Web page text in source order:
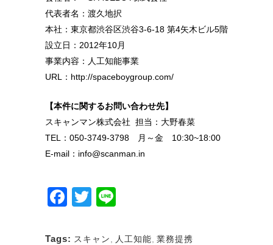
代表者名：渡久地択
本社：東京都渋谷区渋谷3-6-18 第4矢木ビル5階
設立日：2012年10月
事業内容：人工知能事業
URL：http://spaceboygroup.com/
【本件に関するお問い合わせ先】
スキャンマン株式会社 担当：大野春菜
TEL：050-3749-3798 月～金 10:30~18:00
E-mail：info@scanman.in
Facebook
Twitter
Tags: スキャン, 人工知能, 業務提携